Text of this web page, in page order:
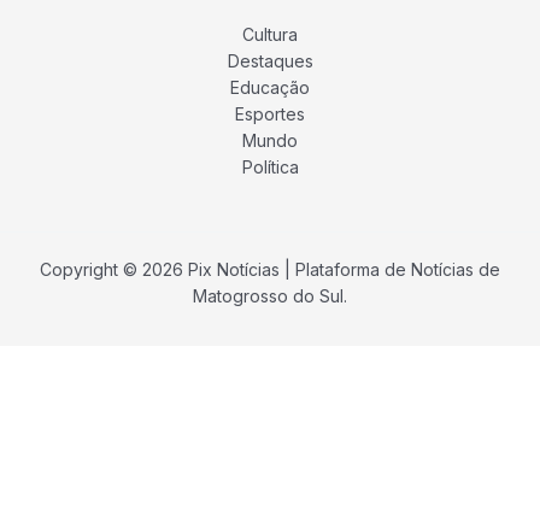
Cultura
Destaques
Educação
Esportes
Mundo
Política
Copyright © 2026 Pix Notícias | Plataforma de Notícias de
Matogrosso do Sul.